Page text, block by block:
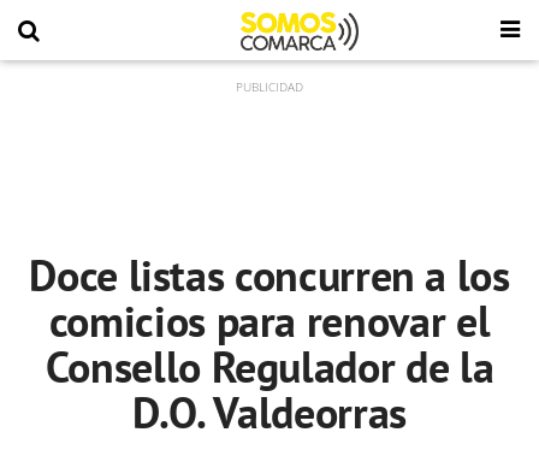
Doce listas concurren a los
comicios para renovar el
Consello Regulador de la
D.O. Valdeorras